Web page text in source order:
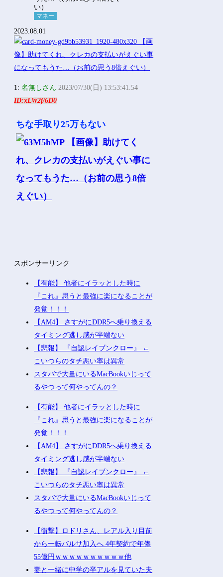
マネー
2023.08.01
1:名無しさん 2023/07/30(日) 13:53:41.54
ID:xLW2j/6D0
ちな手取り25万もない
スポンサーリンク
【有能】 他者にイラッとした時に
『これ』思うと最強に楽になることが
発覚！！！
【AM4】 さすがにDDR5へ乗り換える
タイミング逃し感が半端ない
【悲報】 『自認レイブンクロー』 ←
こいつらのタチ悪い率は異常
スタバで大量にいるMacBookいじって
るやつって何やってんの？
【有能】 他者にイラッとした時に
『これ』思うと最強に楽になることが
発覚！！！
【AM4】 さすがにDDR5へ乗り換える
タイミング逃し感が半端ない
【悲報】 『自認レイブンクロー』 ←
こいつらのタチ悪い率は異常
スタバで大量にいるMacBookいじって
るやつって何やってんの？
【衝撃】ロドリさん、レアル入り目前
から一転バルサ加入へ 4年契約で年俸
55億円ｗｗｗｗｗｗｗｗｗｗ他
妻と一緒に中学の卒アルを見ていた夫